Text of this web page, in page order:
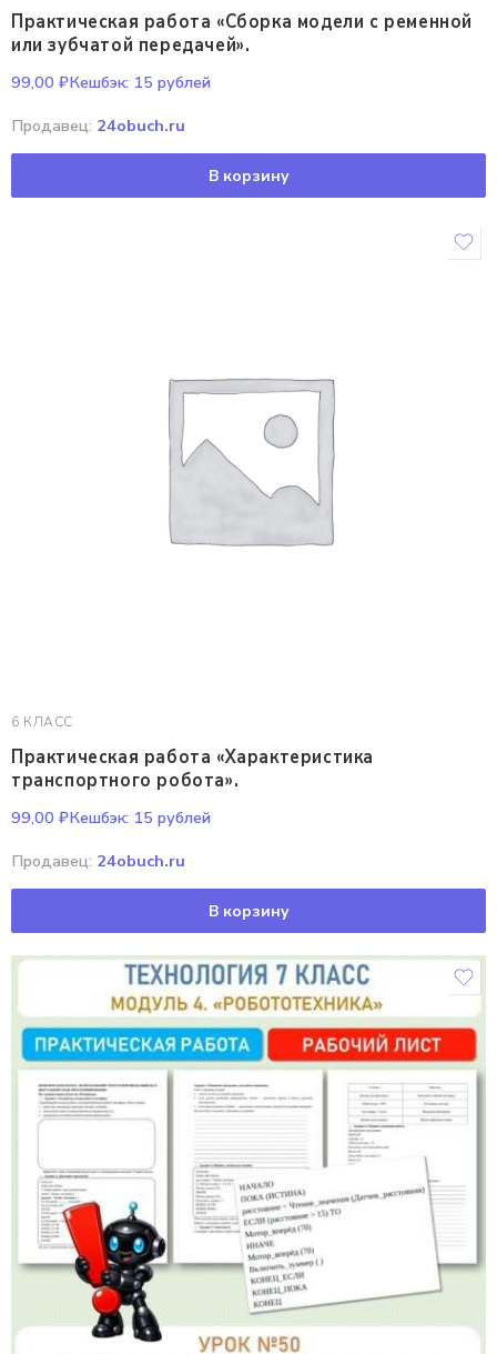
Практическая работа «Сборка модели с ременной
или зубчатой передачей».
99,00 ₽Кешбэк: 15 рублей
Продавец: 24obuch.ru
В корзину
6 КЛАСС
Практическая работа «Характеристика
транспортного робота».
99,00 ₽Кешбэк: 15 рублей
Продавец: 24obuch.ru
В корзину